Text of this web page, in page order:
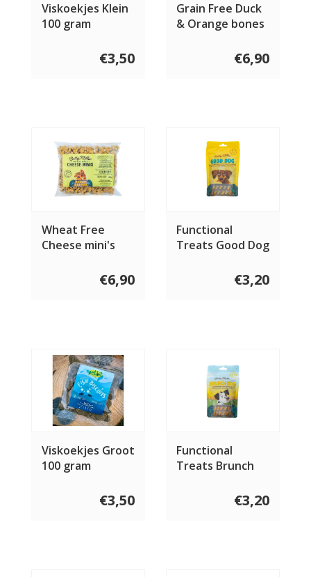
Viskoekjes Klein
100 gram
€3,50
Grain Free Duck
& Orange bones
€6,90
Wheat Free
Cheese mini's
€6,90
Functional
Treats Good Dog
€3,20
Viskoekjes Groot
100 gram
€3,50
Functional
Treats Brunch
€3,20